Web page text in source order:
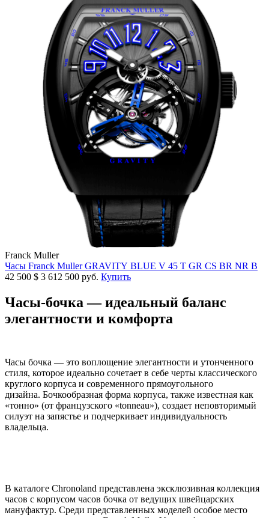
Franck Muller
Часы Franck Muller GRAVITY BLUE V 45 T GR CS BR NR B
42 500 $ 3 612 500 руб. Купить
Часы-бочка — идеальный баланс
элегантности и комфорта
Часы бочка — это воплощение элегантности и утонченного
стиля, которое идеально сочетает в себе черты классического
круглого корпуса и современного прямоугольного
дизайна. Бочкообразная форма корпуса, также известная как
«тонно» (от французского «tonneau»), создает неповторимый
силуэт на запястье и подчеркивает индивидуальность
владельца.
В каталоге Chronoland представлена эксклюзивная коллекция
часов с корпусом часов бочка от ведущих швейцарских
мануфактур. Среди представленных моделей особое место